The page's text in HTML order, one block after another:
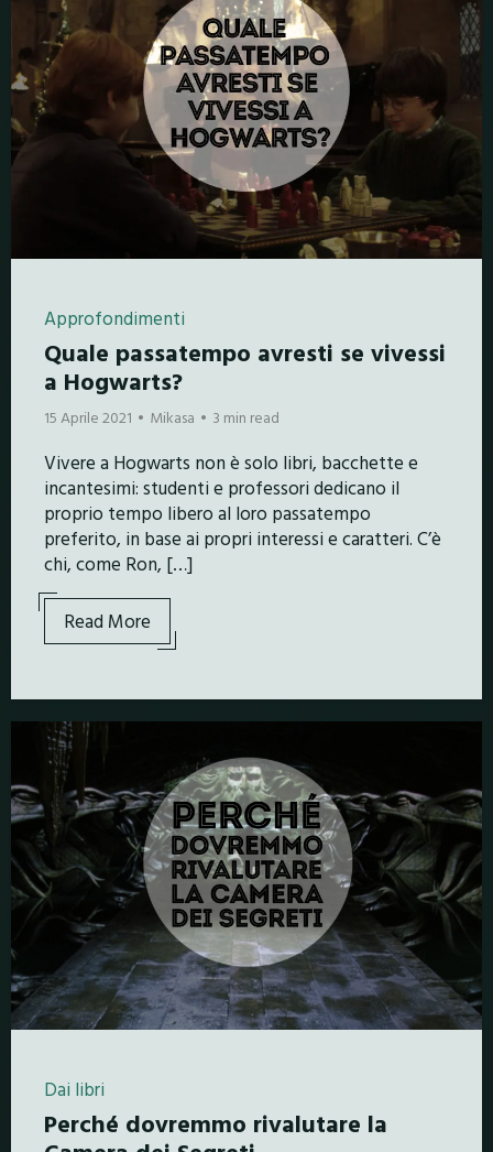
Approfondimenti
Quale passatempo avresti se vivessi
a Hogwarts?
15 Aprile 2021 Mikasa 3 min read
Vivere a Hogwarts non è solo libri, bacchette e
incantesimi: studenti e professori dedicano il
proprio tempo libero al loro passatempo
preferito, in base ai propri interessi e caratteri. C’è
chi, come Ron, […]
Read More
Dai libri
Perché dovremmo rivalutare la